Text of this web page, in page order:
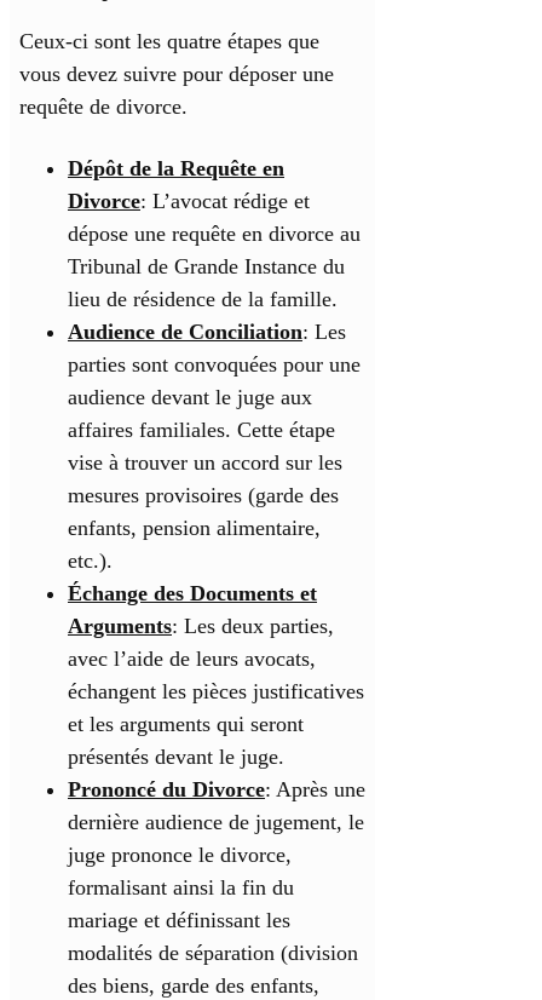
Ceux-ci sont les quatre étapes que
vous devez suivre pour déposer une
requête de divorce.
Dépôt de la Requête en
Divorce: L’avocat rédige et
dépose une requête en divorce au
Tribunal de Grande Instance du
lieu de résidence de la famille.
Audience de Conciliation: Les
parties sont convoquées pour une
audience devant le juge aux
affaires familiales. Cette étape
vise à trouver un accord sur les
mesures provisoires (garde des
enfants, pension alimentaire,
etc.).
Échange des Documents et
Arguments: Les deux parties,
avec l’aide de leurs avocats,
échangent les pièces justificatives
et les arguments qui seront
présentés devant le juge.
Prononcé du Divorce: Après une
dernière audience de jugement, le
juge prononce le divorce,
formalisant ainsi la fin du
mariage et définissant les
modalités de séparation (division
des biens, garde des enfants,